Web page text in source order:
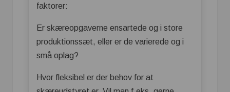
faktorer:
Er skæreopgaverne ensartede og i store
produktionssæt, eller er de varierede og i
små oplag?
Hvor fleksibel er der behov for at